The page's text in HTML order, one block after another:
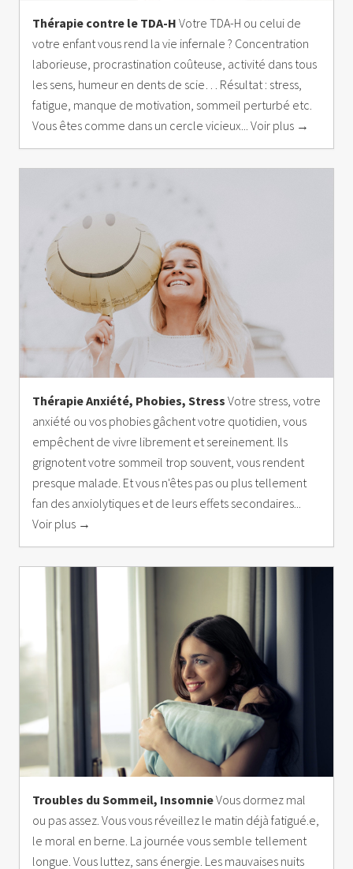
Thérapie contre le TDA-H Votre TDA-H ou celui de
votre enfant vous rend la vie infernale ? Concentration
laborieuse, procrastination coûteuse, activité dans tous
les sens, humeur en dents de scie… Résultat : stress,
fatigue, manque de motivation, sommeil perturbé etc.
Vous êtes comme dans un cercle vicieux... Voir plus →
Thérapie Anxiété, Phobies, Stress Votre stress, votre
anxiété ou vos phobies gâchent votre quotidien, vous
empêchent de vivre librement et sereinement. Ils
grignotent votre sommeil trop souvent, vous rendent
presque malade. Et vous n'êtes pas ou plus tellement
fan des anxiolytiques et de leurs effets secondaires...
Voir plus →
Troubles du Sommeil, InsomnieVous dormez mal
ou pas assez. Vous vous réveillez le matin déjà fatigué.e,
le moral en berne. La journée vous semble tellement
longue. Vous luttez, sans énergie. Les mauvaises nuits